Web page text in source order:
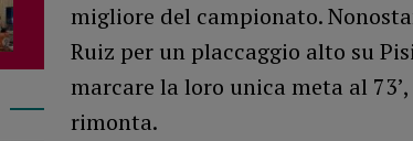
migliore del campionato.
Ruiz per un placcaggio alto su
marcare la loro unica meta al
rimonta.